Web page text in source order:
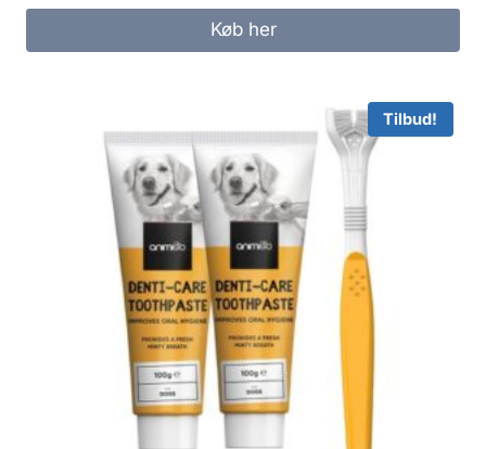
Køb her
Tilbud!